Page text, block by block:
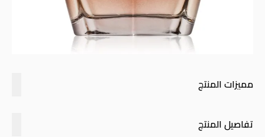
مميزات المنتج
تفاصيل المنتج